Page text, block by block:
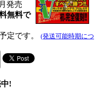
発売
無料で
定です。 (発送可能時期につ
!